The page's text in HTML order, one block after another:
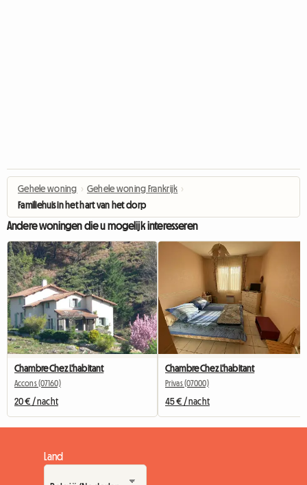
Gehele woning › Gehele woning Frankrijk ›
Familiehuis in het hart van het dorp
Andere woningen die u mogelijk interesseren
Chambre Chez L'habitant
Accons (07160)
20 € / nacht
Chambre Chez L'habitant
Privas (07000)
45 € / nacht
Land